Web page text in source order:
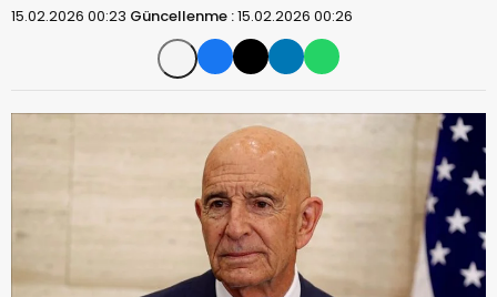
15.02.2026 00:23 Güncellenme :15.02.2026 00:26